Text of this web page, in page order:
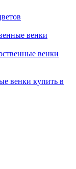
венки
венки
венки купить в